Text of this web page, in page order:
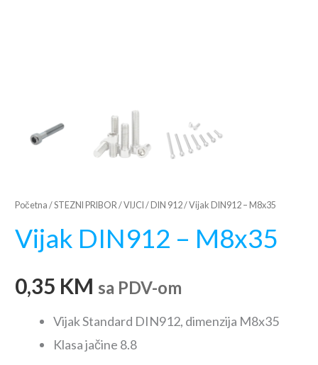
Početna /STEZNI PRIBOR/VIJCI / DIN 912/ Vijak DIN912 – M8x35
Vijak DIN912 – M8x35
0,35 KM sa PDV-om
Vijak Standard DIN912, dimenzija M8x35
Klasa jačine 8.8